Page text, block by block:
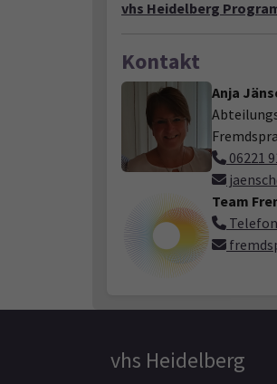
vhs Heidelberg
Kontakt
Anja
06221
Team
Telefon
vhs Heidelberg